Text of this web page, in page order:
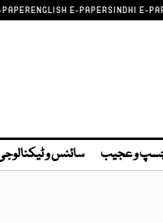
ENGLISH E-PAPERSINDHI E-
و عجیب سائنس و